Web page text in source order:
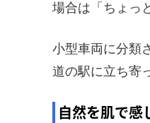
場合は「ちょっ
小型車両に分類
道の駅に立ち寄
自然を肌で感